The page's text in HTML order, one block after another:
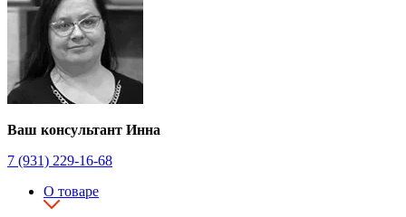
Ваш консультант Инна
7 (931) 229-16-68
О товаре